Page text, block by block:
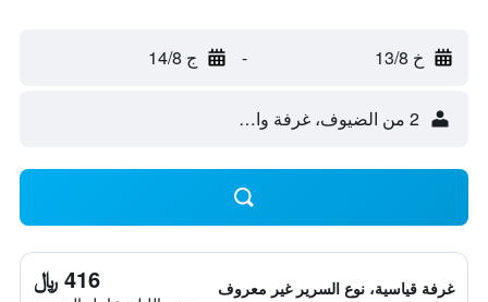
خ 13/8 - ج 14/8
2 من الضيوف، غرفة واحدة
غرفة قياسية، نوع السرير غير معروف 416 ﷼